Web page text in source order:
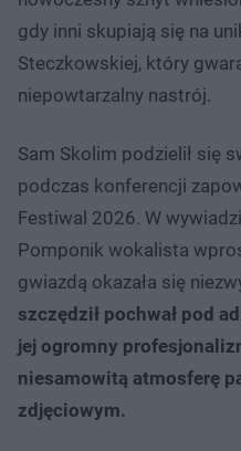
gdy inni skupiają się na
Steczkowskiej, który
niepowtarzalny nastrój.
Sam Skolim podzielił się
podczas konferencji
Festiwal 2026. W
Pomponik wokalista
gwiazdą okazała się
szczędził pochwał pod
jej ogromny
niesamowitą atmosferę
zdjęciowym.